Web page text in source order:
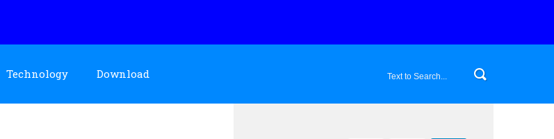
Technology Download